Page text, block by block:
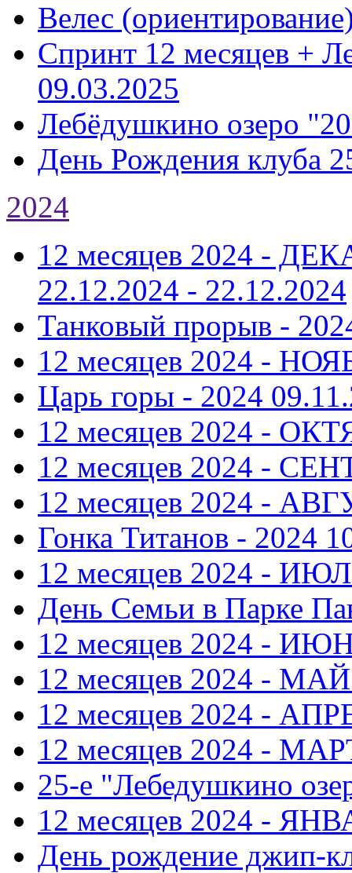
Велес
Спринт 12 месяцев +
09.03.2025
Лебёдушкино озеро
День Рождения клуба
2024
12 месяцев 2024 -
22.12.2024 - 22.12.2024
Танковый прорыв -
12 месяцев 2024 -
Царь горы - 2024
12 месяцев 2024 -
12 месяцев 2024 -
12 месяцев 2024 -
Гонка Титанов - 2024
12 месяцев 2024 -
День Семьи в Парке
12 месяцев 2024 -
12 месяцев 2024 - МАЙ
12 месяцев 2024 -
12 месяцев 2024 -
25-е "Лебедушкино
12 месяцев 2024 -
День рождение джип-